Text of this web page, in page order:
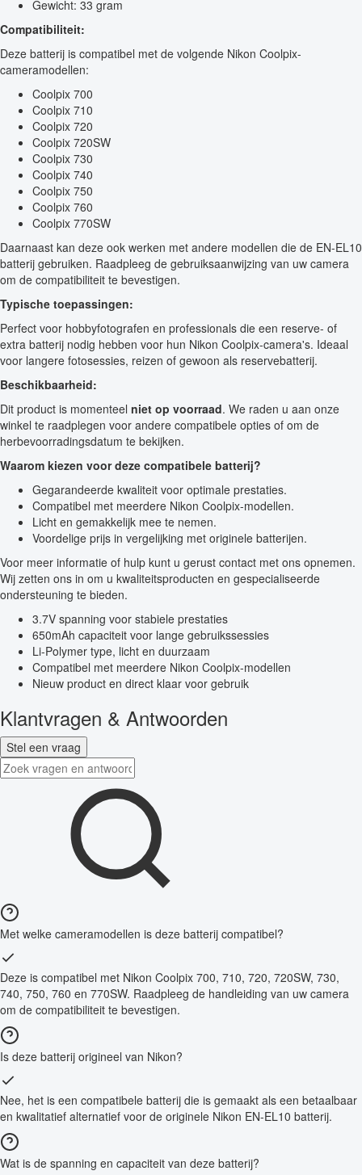
Gewicht: 33 gram
Compatibiliteit:
Deze batterij is compatibel met de volgende Nikon Coolpix-
cameramodellen:
Coolpix 700
Coolpix 710
Coolpix 720
Coolpix 720SW
Coolpix 730
Coolpix 740
Coolpix 750
Coolpix 760
Coolpix 770SW
Daarnaast kan deze ook werken met andere modellen die de EN-EL10
batterij gebruiken. Raadpleeg de gebruiksaanwijzing van uw camera
om de compatibiliteit te bevestigen.
Typische toepassingen:
Perfect voor hobbyfotografen en professionals die een reserve- of
extra batterij nodig hebben voor hun Nikon Coolpix-camera's. Ideaal
voor langere fotosessies, reizen of gewoon als reservebatterij.
Beschikbaarheid:
Dit product is momenteel niet op voorraad. We raden u aan onze
winkel te raadplegen voor andere compatibele opties of om de
herbevoorradingsdatum te bekijken.
Waarom kiezen voor deze compatibele batterij?
Gegarandeerde kwaliteit voor optimale prestaties.
Compatibel met meerdere Nikon Coolpix-modellen.
Licht en gemakkelijk mee te nemen.
Voordelige prijs in vergelijking met originele batterijen.
Voor meer informatie of hulp kunt u gerust contact met ons opnemen.
Wij zetten ons in om u kwaliteitsproducten en gespecialiseerde
ondersteuning te bieden.
3.7V spanning voor stabiele prestaties
650mAh capaciteit voor lange gebruikssessies
Li-Polymer type, licht en duurzaam
Compatibel met meerdere Nikon Coolpix-modellen
Nieuw product en direct klaar voor gebruik
Klantvragen & Antwoorden
Stel een vraag
Met welke cameramodellen is deze batterij compatibel?
Deze is compatibel met Nikon Coolpix 700, 710, 720, 720SW, 730,
740, 750, 760 en 770SW. Raadpleeg de handleiding van uw camera
om de compatibiliteit te bevestigen.
Is deze batterij origineel van Nikon?
Nee, het is een compatibele batterij die is gemaakt als een betaalbaar
en kwalitatief alternatief voor de originele Nikon EN-EL10 batterij.
Wat is de spanning en capaciteit van deze batterij?